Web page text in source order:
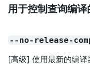
用于控制查询编译
--no-release-
[高级] 使用最新的编译